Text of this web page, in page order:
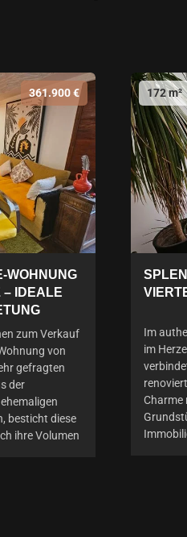
361.900 €
WOHNUNG
– IDEALE
zum Verkauf
von
gefragten
der
besticht diese
ihre Volumen
172 m²
Im
im
Charme